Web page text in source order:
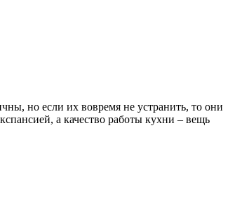
но если их вовремя не устранить, то они
а качество работы кухни – вещь